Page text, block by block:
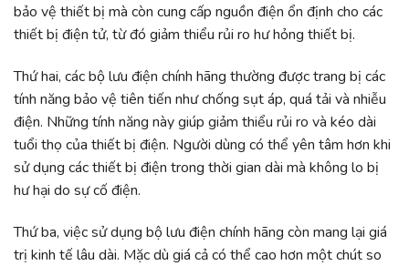
bảo vệ thiết bị mà còn cung cấp nguồn điện ổn định cho các
thiết bị điện tử, từ đó giảm thiểu rủi ro hư hỏng thiết bị.
Thứ hai, các bộ lưu điện chính hãng thường được trang bị các
tính năng bảo vệ tiên tiến như chống sụt áp, quá tải và nhiễu
điện. Những tính năng này giúp giảm thiểu rủi ro và kéo dài
tuổi thọ của thiết bị điện. Người dùng có thể yên tâm hơn khi
sử dụng các thiết bị điện trong thời gian dài mà không lo bị
hư hại do sự cố điện.
Thứ ba, việc sử dụng bộ lưu điện chính hãng còn mang lại giá
trị kinh tế lâu dài. Mặc dù giá cả có thể cao hơn một chút so